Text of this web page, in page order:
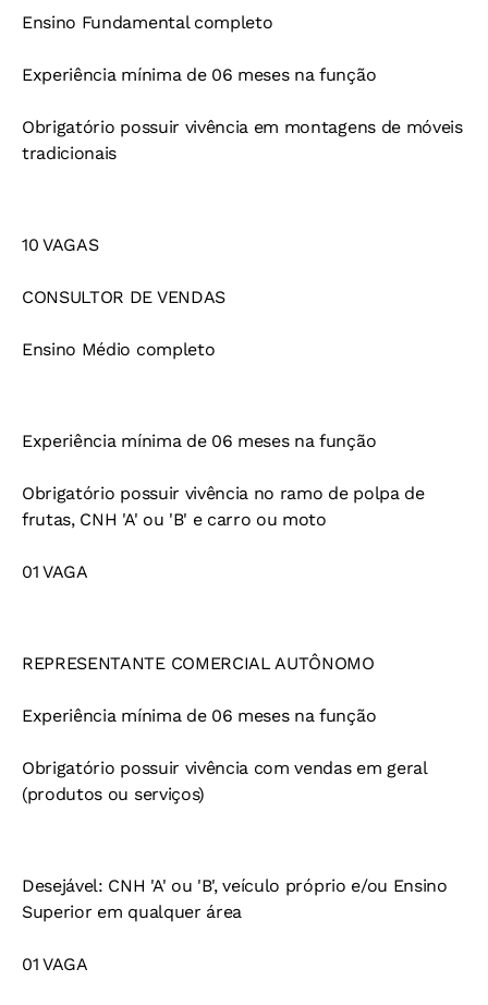
Ensino Fundamental completo
Experiência mínima de 06 meses na função
Obrigatório possuir vivência em montagens de móveis
tradicionais
10 VAGAS
CONSULTOR DE VENDAS
Ensino Médio completo
Experiência mínima de 06 meses na função
Obrigatório possuir vivência no ramo de polpa de
frutas, CNH 'A' ou 'B' e carro ou moto
01 VAGA
REPRESENTANTE COMERCIAL AUTÔNOMO
Experiência mínima de 06 meses na função
Obrigatório possuir vivência com vendas em geral
(produtos ou serviços)
Desejável: CNH 'A' ou 'B', veículo próprio e/ou Ensino
Superior em qualquer área
01 VAGA